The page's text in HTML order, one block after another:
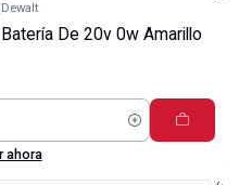
Dewalt
De 20v 0w Amarillo
ahora